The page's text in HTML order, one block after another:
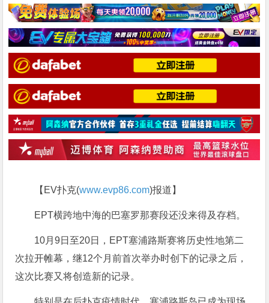
【EV扑克(www.evp86.com)报道】
EPT横跨地中海的巴塞罗那赛段还没来得及存档。
10月9日至20日，EPT塞浦路斯赛将历史性地第二
次拉开帷幕，继12个月前首次举办时创下的记录之后，
这次比赛又将创造新的记录。